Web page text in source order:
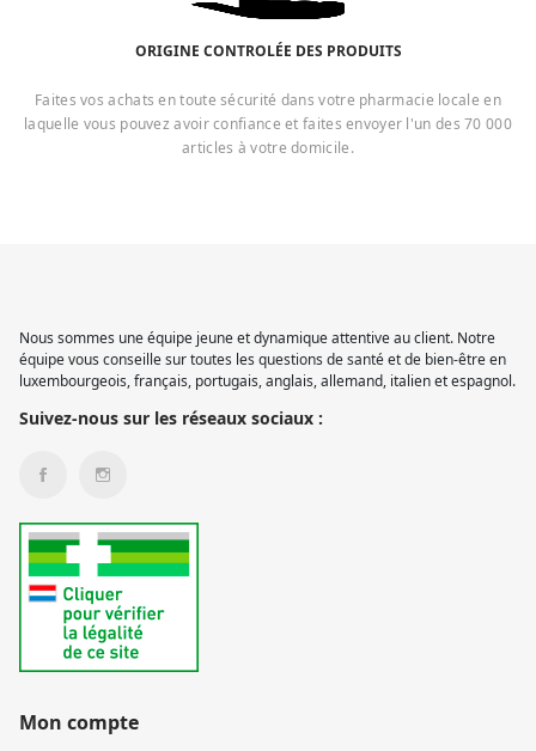
ORIGINE CONTROLÉE DES PRODUITS
Faites vos achats en toute sécurité dans votre pharmacie locale en
laquelle vous pouvez avoir confiance et faites envoyer l'un des 70 000
articles à votre domicile.
Nous sommes une équipe jeune et dynamique attentive au client. Notre
équipe vous conseille sur toutes les questions de santé et de bien-être en
luxembourgeois, français, portugais, anglais, allemand, italien et espagnol.
Suivez-nous sur les réseaux sociaux :
Mon compte